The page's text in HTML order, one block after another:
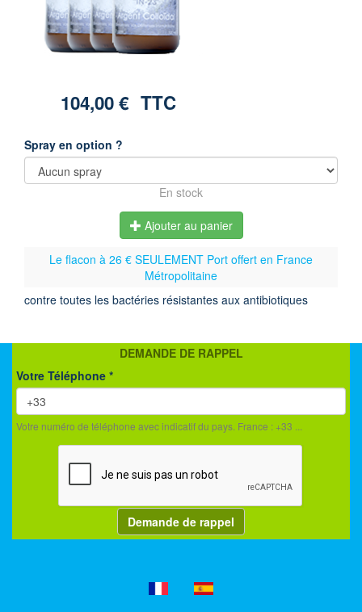
104,00 € TTC
Spray en option ?
En stock
Ajouter au panier
Le flacon à 26 € SEULEMENT Port offert en France
Métropolitaine
contre toutes les bactéries résistantes aux antibiotiques
DEMANDE DE RAPPEL
Votre Téléphone *
Votre numéro de téléphone avec indicatif du pays. France : +33 ...
Demande de rappel